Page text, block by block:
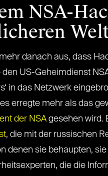
NSA-
danach aus, dass
US-Geheimdienst
in das Netzwerk
erregte mehr als das
der NSAgesehen wird.
, die mit der russischen
denen sie behaupten,
die die